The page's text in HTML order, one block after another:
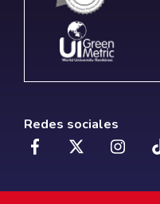
Redes sociales